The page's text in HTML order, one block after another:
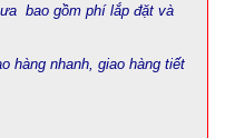
bao gồm phí lắp đặt và
hàng nhanh, giao hàng tiết